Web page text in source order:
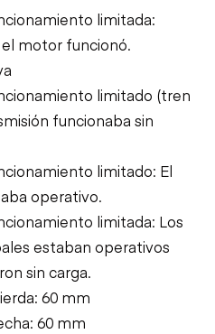
limitada:
motor funcionó.
limitado (tren
funcionaba sin
limitado: El
operativo.
limitada: Los
estaban operativos
sin carga.
60 mm
60 mm